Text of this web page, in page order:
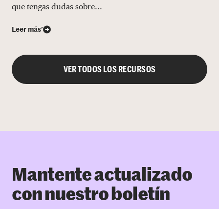
que tengas dudas sobre...
Leer más’
VER TODOS LOS RECURSOS
Mantente actualizado
con nuestro boletín